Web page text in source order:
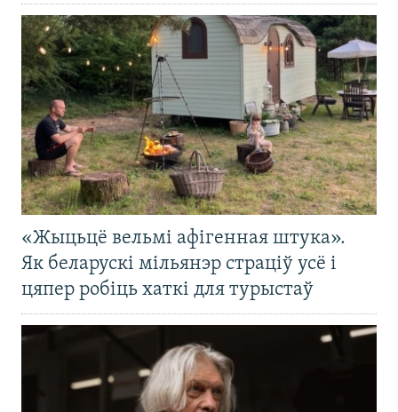
«Жыцьцё вельмі афігенная штука».
Як беларускі мільянэр страціў усё і
цяпер робіць хаткі для турыстаў